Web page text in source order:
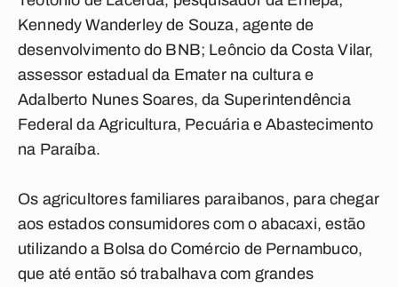
Kennedy Wanderley de Souza, agente de
desenvolvimento do BNB; Leôncio da Costa Vilar,
assessor estadual da Emater na cultura e
Adalberto Nunes Soares, da Superintendência
Federal da Agricultura, Pecuária e Abastecimento
na Paraíba.
Os agricultores familiares paraibanos, para chegar
aos estados consumidores com o abacaxi, estão
utilizando a Bolsa do Comércio de Pernambuco,
que até então só trabalhava com grandes